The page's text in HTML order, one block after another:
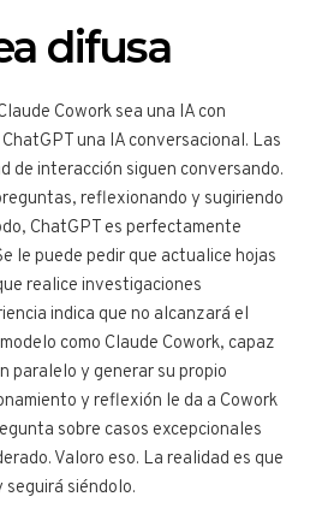
difusa
Cowork sea una IA con
una IA conversacional. Las
de interacción siguen conversando.
reflexionando y sugiriendo
ChatGPT es perfectamente
le puede pedir que actualice hojas
realice investigaciones
indica que no alcanzará el
como Claude Cowork, capaz
paralelo y generar su propio
y reflexión le da a Cowork
sobre casos excepcionales
Valoro eso. La realidad es que
seguirá siéndolo.